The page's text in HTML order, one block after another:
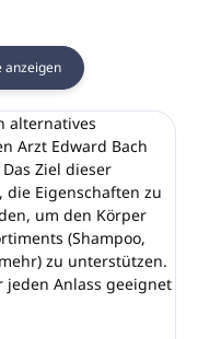
anzeigen
alternatives
Arzt Edward Bach
Ziel dieser
die Eigenschaften zu
um den Körper
(Shampoo,
zu unterstützen.
jeden Anlass geeignet